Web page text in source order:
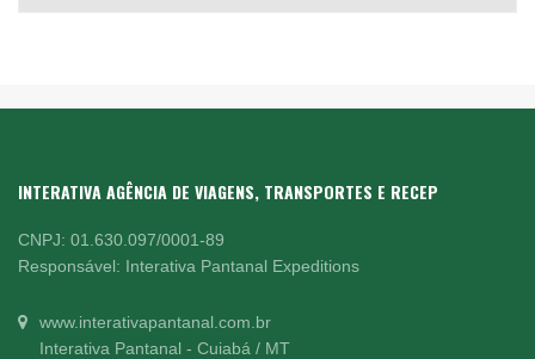
INTERATIVA AGÊNCIA DE VIAGENS, TRANSPORTES E RECEP
CNPJ: 01.630.097/0001-89
Responsável: Interativa Pantanal Expeditions
www.interativapantanal.com.br
Interativa Pantanal - Cuiabá / MT